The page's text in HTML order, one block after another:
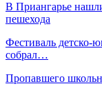
В Приангарье
пешехода
Фестиваль детско-
собрал…
Пропавшего